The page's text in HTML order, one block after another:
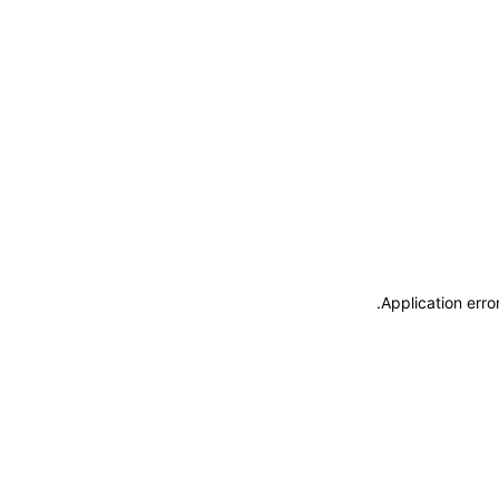
Application
.